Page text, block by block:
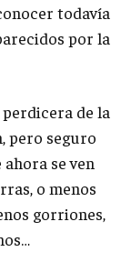
todavía
por la
de la
pero seguro
se ven
o menos
gorriones,